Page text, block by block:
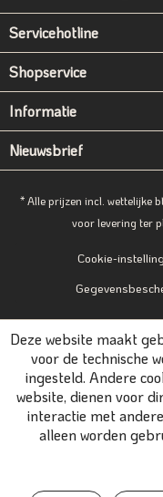
Servicehotline
Shopservice
Informatie
Nieuwsbrief
* Alle prijzen incl. wettelijke
voor levering ter
Cookie-
Deze website maakt
voor de technische
ingesteld. Andere
website, dienen voor
interactie met
alleen worden